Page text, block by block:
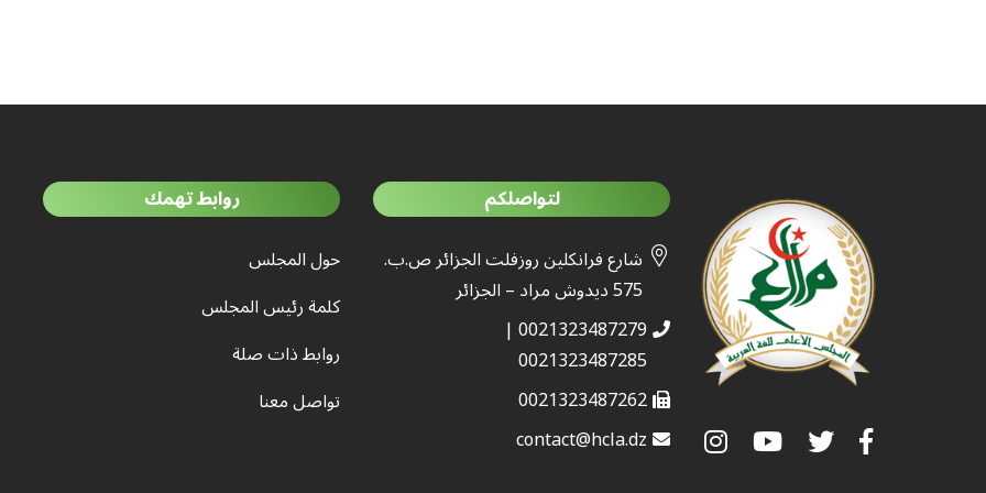
لتواصلكم
شارع فرانكلين روزفلت الجزائر ص.ب.
575 ديدوش مراد – الجزائر
0021323487279 |
0021323487285
0021323487262
contact@hcla.dz
روابط تهمك
حول المجلس
كلمة رئيس المجلس
روابط ذات صلة
تواصل معنا